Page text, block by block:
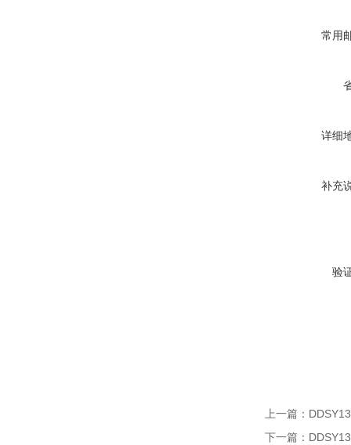
常用
详细
补充
验
上一篇：
下一篇：